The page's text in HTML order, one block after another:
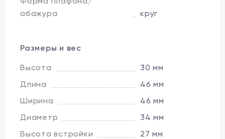
абажура
круг
Размеры и вес
Высота
30 мм
Длина
46 мм
Ширина
46 мм
Диаметр
34 мм
Высота встройки
27 мм